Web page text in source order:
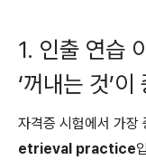
1. 인출 연습
‘꺼내는 것’
자격증 시험에서 가장
etrieval practice